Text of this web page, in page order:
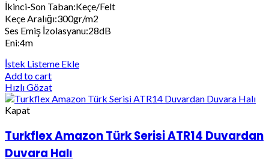
İkinci-Son Taban:Keçe/Felt
Keçe Aralığı:300gr/m2
Ses Emiş İzolasyanu:28dB
Eni:4m
İstek Listeme Ekle
Add to cart
Hızlı Gözat
Kapat
Turkflex Amazon Türk Serisi ATR14 Duvardan
Duvara Halı